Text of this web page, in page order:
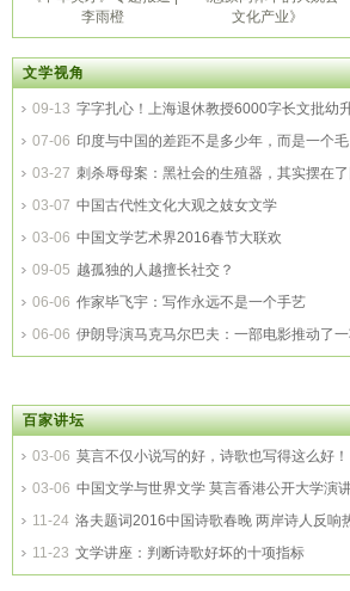
李雨橙
文化产业》
文学视角
09-13 字字扎心！上海退休教授6000字长文批幼
争”，已刷
07-06 印度与中国的差距不是多少年，而是一个
03-27 刺杀辱母案：黑社会的生殖器，其实摆在
03-07 中国古代性文化大观之妓女文学
03-06 中国文学艺术界2016春节大联欢
09-05 越孤独的人越擅长社交？
06-06 作家毕飞宇：写作永远不是一个手艺
06-06 伊朗导演马克马尔巴夫：一部电影推动了
百家讲坛
03-06 莫言不仅小说写的好，诗歌也写得这么好！
03-06 中国文学与世界文学 莫言香港公开大学演
11-24 洛夫题词2016中国诗歌春晚 两岸诗人反响
11-23 文学讲座：判断诗歌好坏的十项指标